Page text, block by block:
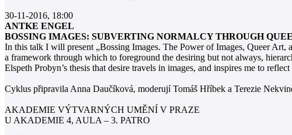
30-11-2016, 18:00
ANTKE ENGEL
BOSSING IMAGES: SUBVERTING NORMALCY THROUGH
In this talk I will present „Bossing Images. The Power of Images, Queer Art,
a framework through which to foreground the desiring but not always,
Elspeth Probyn’s thesis that desire travels in images, and inspires me to
Cyklus připravila Anna Daučíková, moderují Tomáš Hříbek a Terezie
AKADEMIE VÝTVARNÝCH UMĚNÍ V PRAZE
U AKADEMIE 4, AULA – 3. PATRO